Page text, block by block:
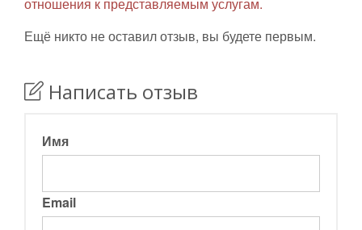
Ещё никто не оставил отзыв, вы будете первым.
Написать отзыв
Имя
Email